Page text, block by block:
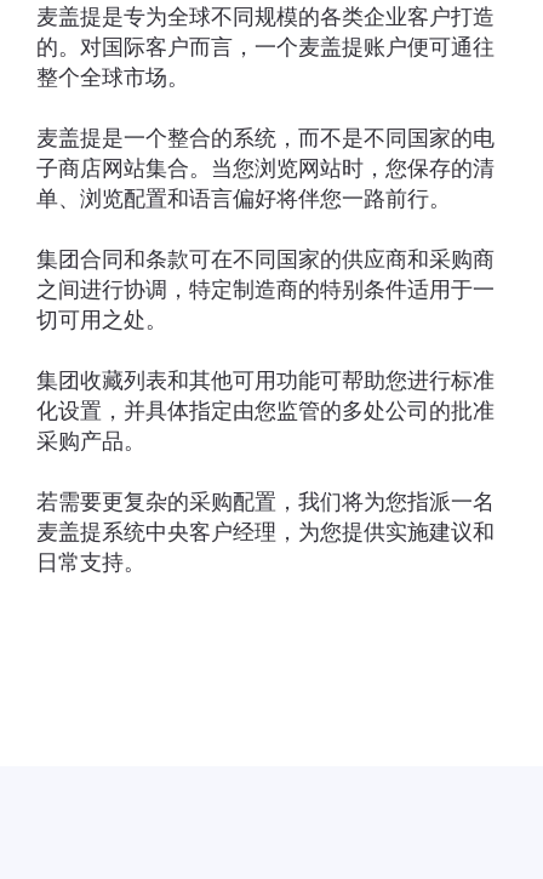
麦盖提是专为全球不同规模的各类企业客户打造
的。对国际客户而言，一个麦盖提账户便可通往
整个全球市场。
麦盖提是一个整合的系统，而不是不同国家的电
子商店网站集合。当您浏览网站时，您保存的清
单、浏览配置和语言偏好将伴您一路前行。
集团合同和条款可在不同国家的供应商和采购商
之间进行协调，特定制造商的特别条件适用于一
切可用之处。
集团收藏列表和其他可用功能可帮助您进行标准
化设置，并具体指定由您监管的多处公司的批准
采购产品。
若需要更复杂的采购配置，我们将为您指派一名
麦盖提系统中央客户经理，为您提供实施建议和
日常支持。